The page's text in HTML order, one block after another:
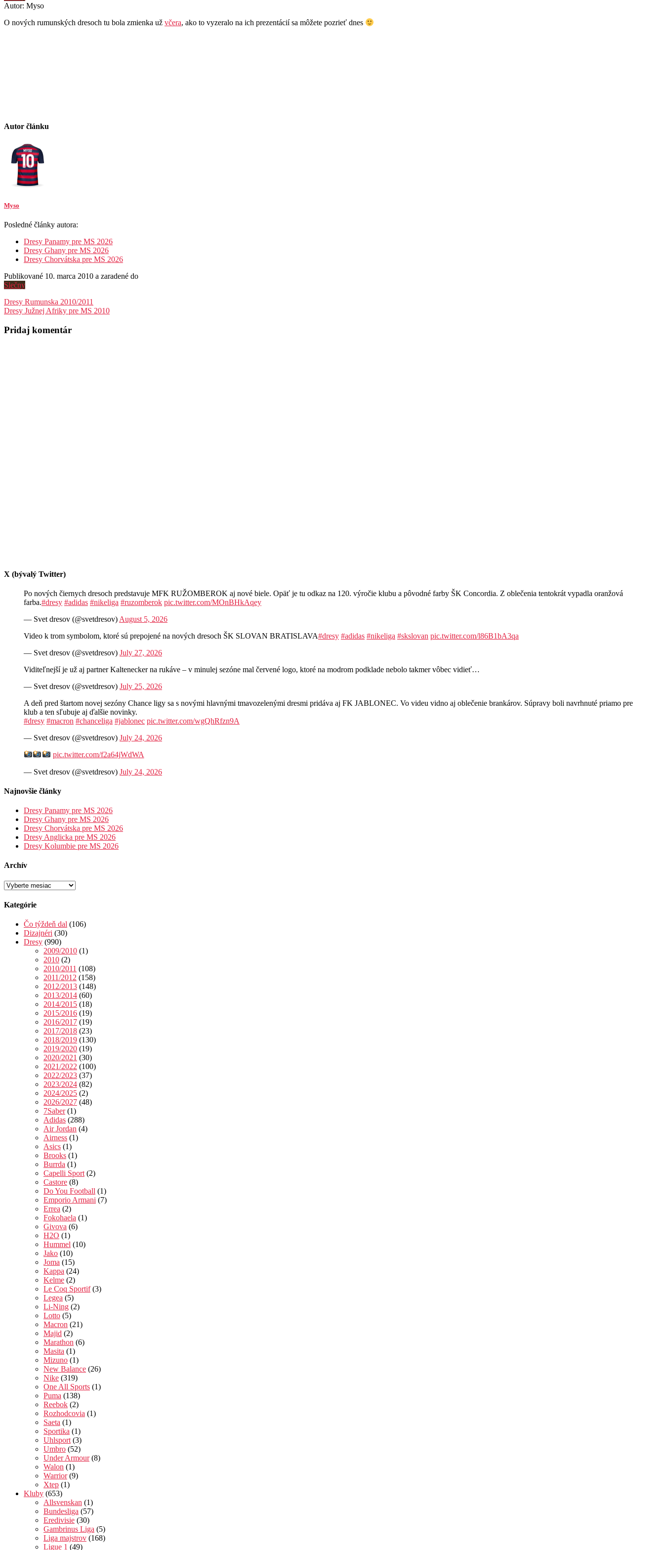
Autor: Myso
O nových rumunských dresoch tu bola zmienka už včera, ako to vyzeralo na ich prezentácií sa môžete pozrieť dnes
Autor článku
Myso
Posledné články autora:
Dresy Panamy pre MS 2026
Dresy Ghany pre MS 2026
Dresy Chorvátska pre MS 2026
Publikované 10. marca 2010 a zaradené do
Slečny
Navigácia
v
článku
Dresy Rumunska 2010/2011
Dresy Južnej Afriky pre MS 2010
Pridaj komentár
X (bývalý Twitter)
Po nových čiernych dresoch predstavuje MFK RUŽOMBEROK aj nové biele. Opäť je tu odkaz na 120. výročie klubu a pôvodné farby ŠK Concordia. Z oblečenia tentokrát vypadla oranžová
farba.#dresy #adidas #nikeliga #ruzomberok pic.twitter.com/MOnBHkAqey
— Svet dresov (@svetdresov) August 5, 2026
Video k trom symbolom, ktoré sú prepojené na nových dresoch ŠK SLOVAN BRATISLAVA#dresy #adidas #nikeliga #skslovan pic.twitter.com/l86B1bA3qa
— Svet dresov (@svetdresov) July 27, 2026
Viditeľnejší je už aj partner Kaltenecker na rukáve – v minulej sezóne mal červené logo, ktoré na modrom podklade nebolo takmer vôbec vidieť…
— Svet dresov (@svetdresov) July 25, 2026
A deň pred štartom novej sezóny Chance ligy sa s novými hlavnými tmavozelenými dresmi pridáva aj FK JABLONEC. Vo videu vidno aj oblečenie brankárov. Súpravy boli navrhnuté priamo pre
klub a ten sľubuje aj ďalšie novinky.
#dresy #macron #chanceliga #jablonec pic.twitter.com/wgQhRfzn9A
— Svet dresov (@svetdresov) July 24, 2026
pic.twitter.com/f2a64jWdWA
— Svet dresov (@svetdresov) July 24, 2026
Najnovšie články
Dresy Panamy pre MS 2026
Dresy Ghany pre MS 2026
Dresy Chorvátska pre MS 2026
Dresy Anglicka pre MS 2026
Dresy Kolumbie pre MS 2026
Archív
Archív
Kategórie
Čo týždeň dal (106)
Dizajnéri (30)
Dresy (990)
2009/2010 (1)
2010 (2)
2010/2011 (108)
2011/2012 (158)
2012/2013 (148)
2013/2014 (60)
2014/2015 (18)
2015/2016 (19)
2016/2017 (19)
2017/2018 (23)
2018/2019 (130)
2019/2020 (19)
2020/2021 (30)
2021/2022 (100)
2022/2023 (37)
2023/2024 (82)
2024/2025 (2)
2026/2027 (48)
7Saber(1)
Adidas (288)
Air Jordan (4)
Airness (1)
Asics (1)
Brooks (1)
Burrda (1)
Capelli Sport (2)
Castore (8)
Do You Football (1)
Emporio Armani (7)
Errea (2)
Fokohaela (1)
Givova (6)
H2O (1)
Hummel (10)
Jako (10)
Joma (15)
Kappa (24)
Kelme (2)
Le Coq Sportif(3)
Legea (5)
Li-Ning (2)
Lotto (5)
Macron (21)
Majid (2)
Marathon (6)
Masita (1)
Mizuno (1)
New Balance (26)
Nike (319)
One All Sports (1)
Puma (138)
Reebok (2)
Rozhodcovia (1)
Saeta (1)
Sportika (1)
Uhlsport (3)
Umbro (52)
Under Armour(8)
Walon (1)
Warrior(9)
Xtep (1)
Kluby (653)
Allsvenskan (1)
Bundesliga (57)
Eredivisie (30)
Gambrinus Liga (5)
Liga majstrov (168)
Ligue 1 (49)